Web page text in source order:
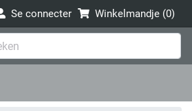
Se connecter Winkelmandje (0)